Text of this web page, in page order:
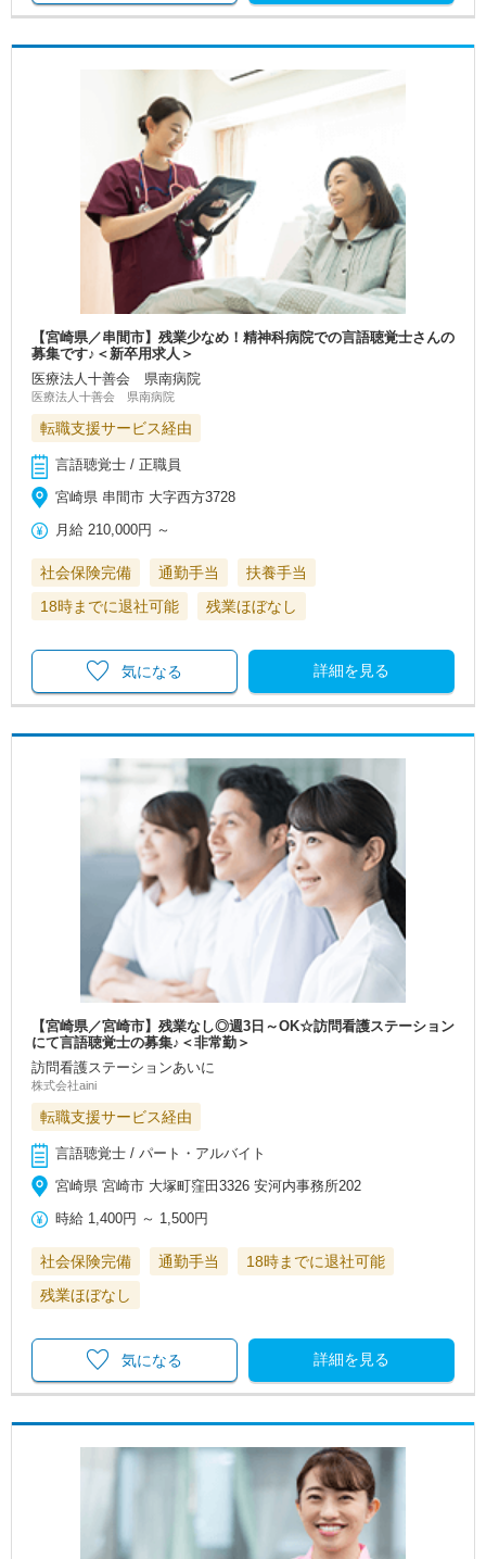
【宮崎県／串間市】残業少なめ！精神科病院での言語聴覚士さんの
募集です♪＜新卒用求人＞
医療法人十善会 県南病院
医療法人十善会 県南病院
転職支援サービス経由
言語聴覚士 / 正職員
宮崎県 串間市 大字西方3728
月給 210,000円 ～
社会保険完備 通勤手当
扶養手当
18時までに退社可能
残業ほぼなし
詳細を見る
気になる
【宮崎県／宮崎市】残業なし◎週3日～OK☆訪問看護ステーション
にて言語聴覚士の募集♪＜非常勤＞
訪問看護ステーションあいに
株式会社aini
転職支援サービス経由
言語聴覚士 / パート・アルバイト
宮崎県 宮崎市 大塚町窪田3326 安河内事務所202
時給 1,400円 ～ 1,500円
社会保険完備 通勤手当
18時までに退社可能
残業ほぼなし
詳細を見る
気になる